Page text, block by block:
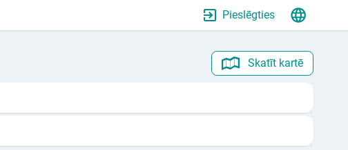
Pieslēgties
Skatīt kartē